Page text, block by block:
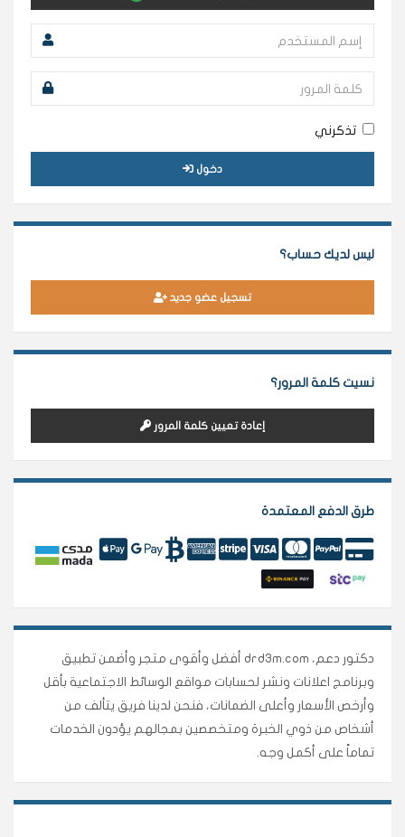
تذكرني
دخول
ليس لديك حساب؟
تسجيل عضو جديد
نسيت كلمة المرور؟
إعادة تعيين كلمة المرور
طرق الدفع المعتمدة
دكتور دعم، drd3m.com أفضل وأقوى متجر وأضمن تطبيق
وبرنامج اعلانات ونشر لحسابات مواقع الوسائط الاجتماعية بأقل
وأرخص الأسعار وأعلى الضمانات، فنحن لدينا فريق يتألف من
أشخاص من ذوي الخبرة ومتخصصين بمجالهم يؤدون الخدمات
تماماً على أكمل وجه.